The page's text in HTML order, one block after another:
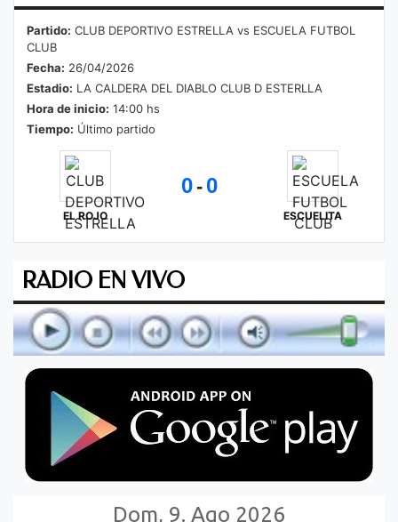
Partido: CLUB DEPORTIVO ESTRELLA vs ESCUELA FUTBOL
CLUB
Fecha: 26/04/2026
Estadio: LA CALDERA DEL DIABLO CLUB D ESTERLLA
Hora de inicio: 14:00 hs
Tiempo: Último partido
EL ROJO
0- 0
ESCUELITA
RADIO EN VIVO